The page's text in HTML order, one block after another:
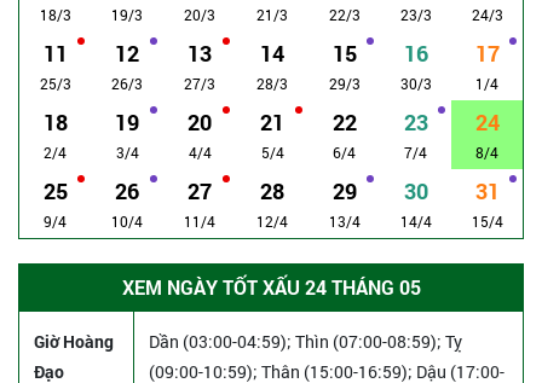
18/3 19/3 20/3 21/3 22/3 23/3 24/3
11
25/3
12
26/3
13
27/3
14
28/3
15
29/3
16
30/3
17
1/4
18
2/4
19
3/4
20
4/4
21
5/4
22
6/4
23
7/4
24
8/4
25
9/4
26
10/4
27
11/4
28
12/4
29
13/4
30
14/4
31
15/4
XEM NGÀY TỐT XẤU 24 THÁNG 05
Giờ Hoàng
Đạo
Dần (03:00-04:59); Thìn (07:00-08:59); Tỵ
(09:00-10:59); Thân (15:00-16:59); Dậu (17:00-